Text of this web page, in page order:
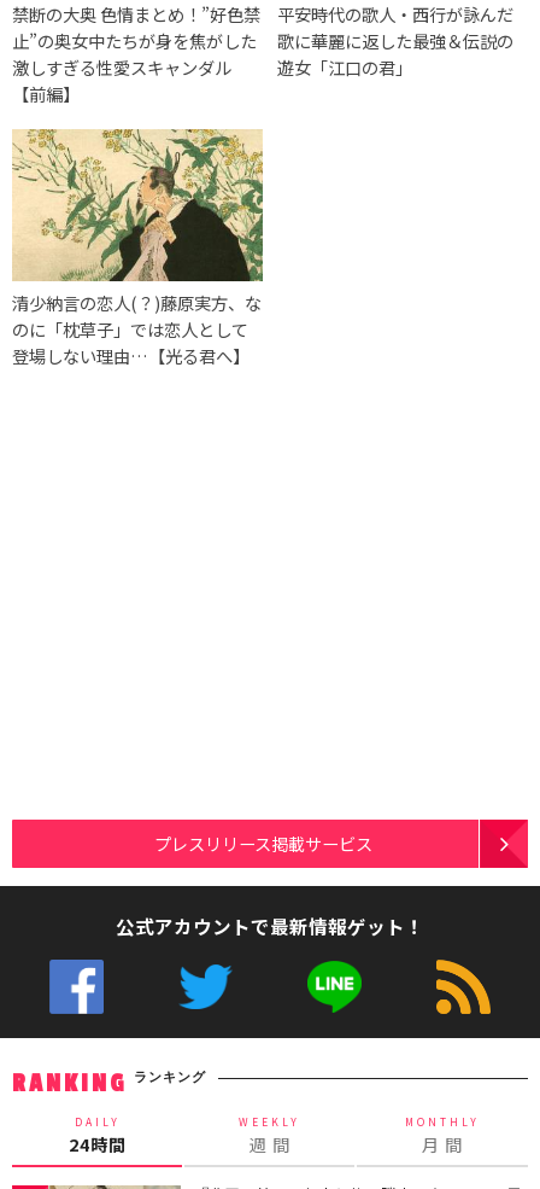
禁断の大奥 色情まとめ！”好色禁
止”の奥女中たちが身を焦がした
激しすぎる性愛スキャンダル
【前編】
平安時代の歌人・西行が詠んだ
歌に華麗に返した最強＆伝説の
遊女「江口の君」
清少納言の恋人(？)藤原実方、な
のに「枕草子」では恋人として
登場しない理由…【光る君へ】
プレスリリース掲載サービス
公式アカウントで最新情報ゲット！
RANKING ランキング
DAILY
24時間
WEEKLY
週 間
MONTHLY
月 間